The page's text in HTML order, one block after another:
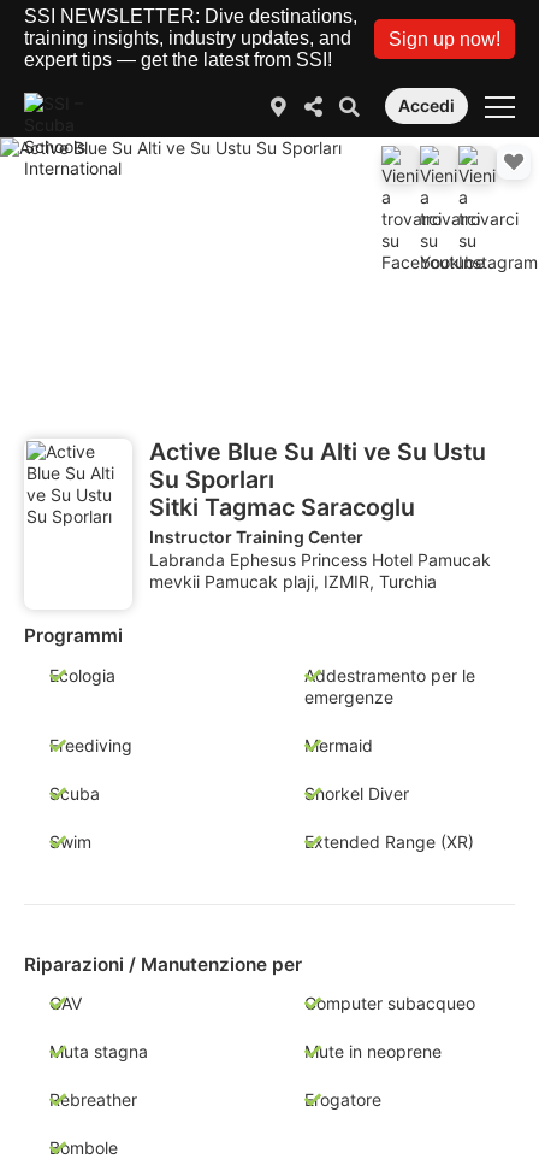
SSI NEWSLETTER: Dive destinations,
training insights, industry updates, and
expert tips — get the latest from SSI!
Sign up now!
Accedi
Active Blue Su Alti ve Su Ustu
Su Sporları
Sitki Tagmac Saracoglu
Instructor Training Center
Labranda Ephesus Princess Hotel Pamucak
mevkii Pamucak plaji, IZMIR, Turchia
Programmi
Ecologia
Addestramento per le
emergenze
Freediving Mermaid
Scuba Snorkel Diver
Swim Extended Range (XR)
Riparazioni / Manutenzione per
GAV Computer subacqueo
Muta stagna Mute in neoprene
Rebreather Erogatore
Bombole